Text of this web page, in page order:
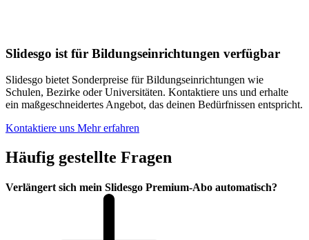
Slidesgo ist für Bildungseinrichtungen verfügbar
Slidesgo bietet Sonderpreise für Bildungseinrichtungen wie
Schulen, Bezirke oder Universitäten. Kontaktiere uns und erhalte
ein maßgeschneidertes Angebot, das deinen Bedürfnissen entspricht.
Kontaktiere uns Mehr erfahren
Häufig gestellte Fragen
Verlängert sich mein Slidesgo Premium-Abo automatisch?